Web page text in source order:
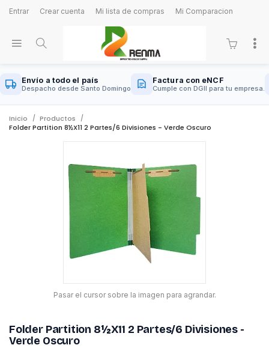
Entrar Crear cuenta Mi lista de compras Mi Comparacion
Envío a todo el país
Despacho desde Santo Domingo
Factura con eNCF
Cumple con DGII para tu empresa.
Inicio
Productos
Folder Partition 8½x11 2 Partes/6 Divisiones - Verde Oscuro
Pasar el cursor sobre la imagen para agrandar.
Folder Partition 8½x11 2 Partes/6 Divisiones -
Verde Oscuro